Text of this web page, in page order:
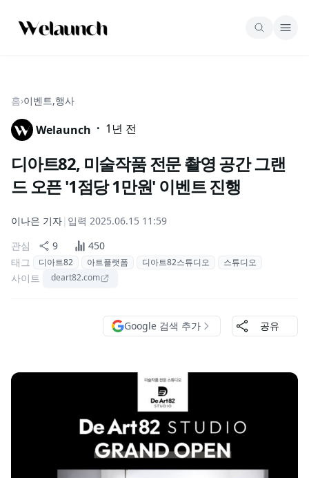
홈›이벤트,행사
Welaunch · 1년 전
디아트82, 미술작품 전문 촬영 공간 그랜
드 오픈 '1점당 1만원' 이벤트 진행
이나은 기자| 입력 2025.06.15 11:59
관심
9
450
태그
디아트82 아트플랫폼 디아트82스튜디오 스튜디오
사이트 deart82.com
Google 검색 추가 공유